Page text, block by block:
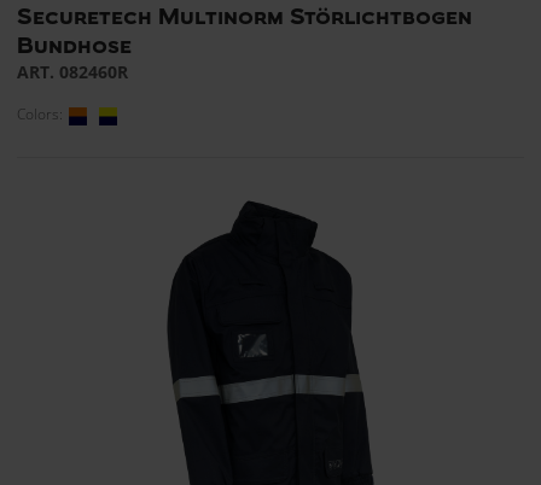
Securetech Multinorm Störlichtbogen
Bundhose
ART. 082460R
Colors: